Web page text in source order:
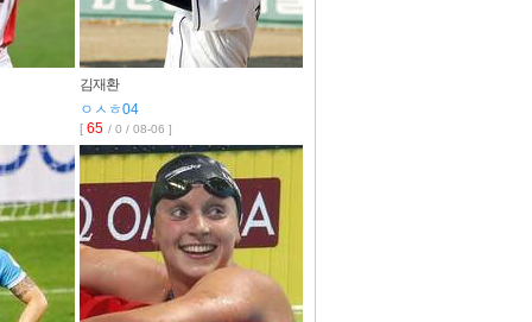
김재환
ㅇㅅㅎ04
[ 65 / 0 / 08-06 ]